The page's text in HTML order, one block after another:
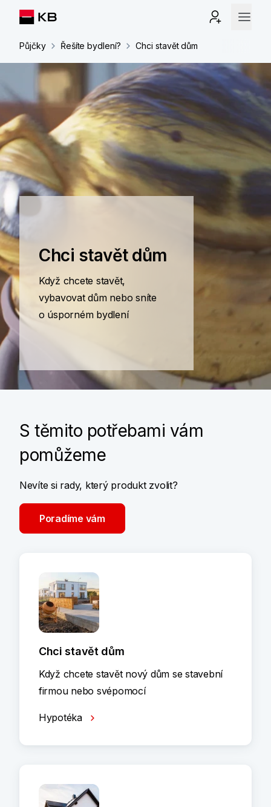
Půjčky Řešíte bydlení? Chci stavět dům
Chci stavět dům
Když chcete stavět,
vybavovat dům nebo sníte
o úsporném bydlení
S těmito potřebami vám
pomůžeme
Nevíte si rady, který produkt zvolit?
Poradíme vám
Chci stavět dům
Když chcete stavět nový dům se stavební
firmou nebo svépomocí
Hypotéka